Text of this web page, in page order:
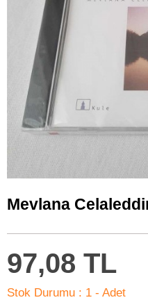
Mevlana
97,08 TL
Stok Durumu : 1 - Adet